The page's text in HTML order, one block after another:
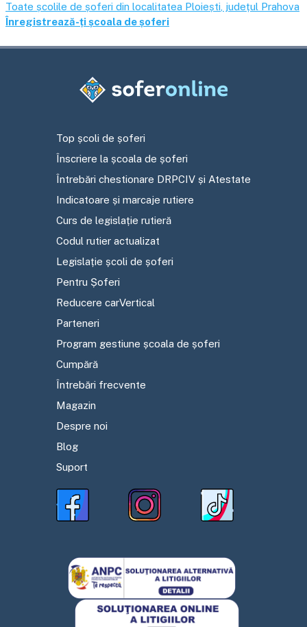
Toate școlile de șoferi din localitatea Ploiești , județul Prahova
Înregistrează-ți școala de șoferi
Top școli de șoferi
Înscriere la școala de șoferi
Întrebări chestionare DRPCIV și Atestate
Indicatoare și marcaje rutiere
Curs de legislație rutieră
Codul rutier actualizat
Legislație școli de șoferi
Pentru Șoferi
Reducere carVertical
Parteneri
Program gestiune școala de șoferi
Cumpără
Întrebări frecvente
Magazin
Despre noi
Blog
Suport